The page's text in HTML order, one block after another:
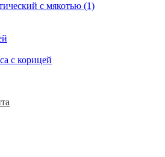
с мякотью (1)